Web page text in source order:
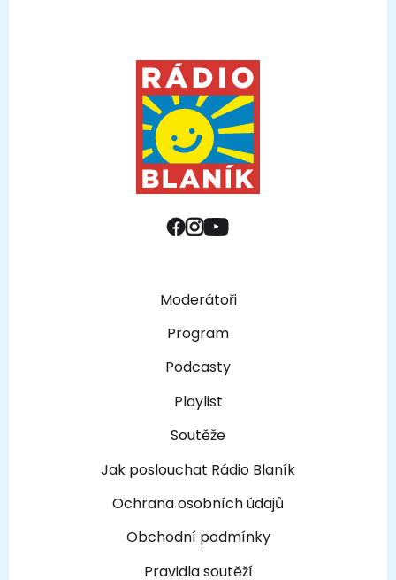
Moderátoři
Program
Podcasty
Playlist
Soutěže
Jak poslouchat Rádio Blaník
Ochrana osobních údajů
Obchodní podmínky
Pravidla soutěží